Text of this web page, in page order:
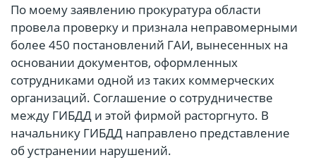
По моему заявлению прокуратура области
провела проверку и признала неправомерными
более 450 постановлений ГАИ, вынесенных на
основании документов, оформленных
сотрудниками одной из таких коммерческих
организаций. Соглашение о сотрудничестве
между ГИБДД и этой фирмой расторгнуто. В
начальнику ГИБДД направлено представление
об устранении нарушений.